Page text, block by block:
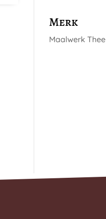
Merk
Maalwerk Thee